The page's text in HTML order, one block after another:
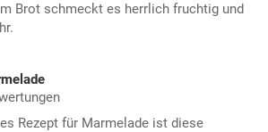
Brot schmeckt es herrlich fruchtig und
Rezept für Marmelade ist diese